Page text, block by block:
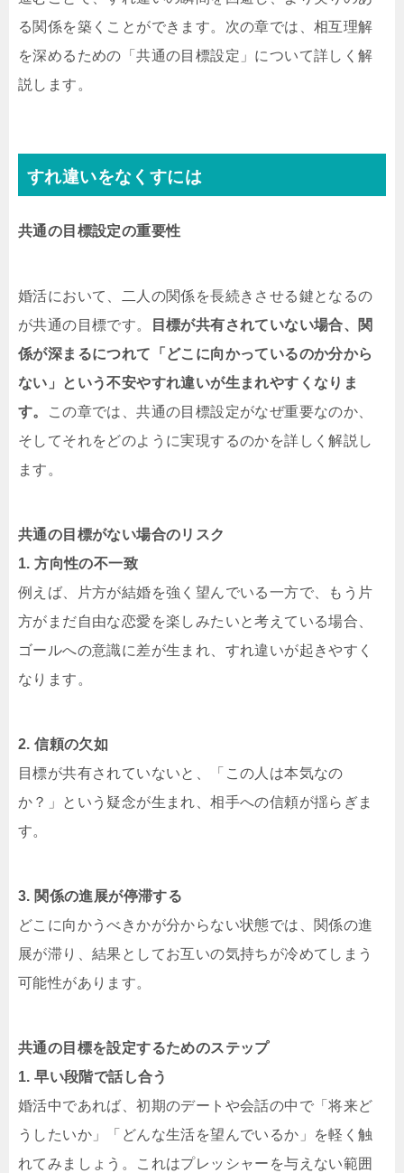
る関係を築くことができます。次の章では、相互理解
を深めるための「共通の目標設定」について詳しく解
説します。
すれ違いをなくすには
共通の目標設定の重要性
婚活において、二人の関係を長続きさせる鍵となるの
が共通の目標です。
目標が共有されていない場合、関
係が深まるにつれて「どこに向かっているのか分から
ない」という不安やすれ違いが生まれやすくなりま
す。
この章では、共通の目標設定がなぜ重要なのか、
そしてそれをどのように実現するのかを詳しく解説し
ます。
共通の目標がない場合のリスク
1. 方向性の不一致
例えば、片方が結婚を強く望んでいる一方で、もう片
方がまだ自由な恋愛を楽しみたいと考えている場合、
ゴールへの意識に差が生まれ、すれ違いが起きやすく
なります。
2. 信頼の欠如
目標が共有されていないと、「この人は本気なの
か？」という疑念が生まれ、相手への信頼が揺らぎま
す。
3. 関係の進展が停滞する
どこに向かうべきかが分からない状態では、関係の進
展が滞り、結果としてお互いの気持ちが冷めてしまう
可能性があります。
共通の目標を設定するためのステップ
1. 早い段階で話し合う
婚活中であれば、初期のデートや会話の中で「将来ど
うしたいか」「どんな生活を望んでいるか」を軽く触
れてみましょう。これはプレッシャーを与えない範囲